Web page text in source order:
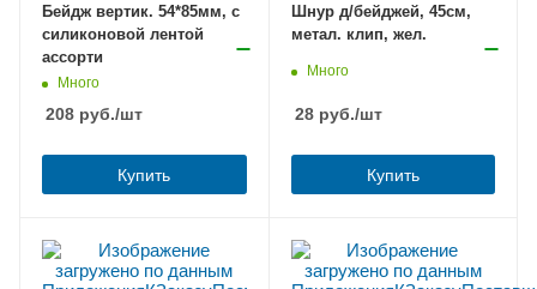
Бейдж вертик. 54*85мм, с
силиконовой лентой
ассорти
Много
208 руб./шт
Купить
Шнур д/бейджей, 45см,
метал. клип, жел.
Много
28руб./шт
Купить